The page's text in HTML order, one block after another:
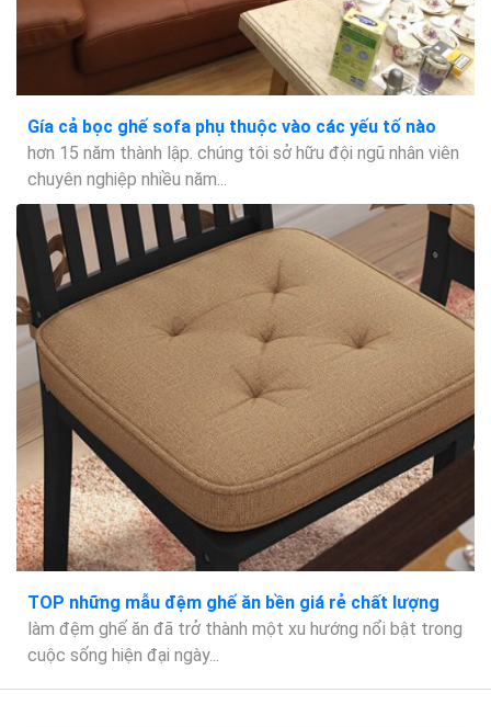
Gía cả bọc ghế sofa phụ thuộc vào các yếu tố nào
hơn 15 năm thành lập. chúng tôi sở hữu đội ngũ nhân viên
chuyên nghiệp nhiều năm...
TOP những mẫu đệm ghế ăn bền giá rẻ chất lượng
làm đệm ghế ăn đã trở thành một xu hướng nổi bật trong
cuộc sống hiện đại ngày...